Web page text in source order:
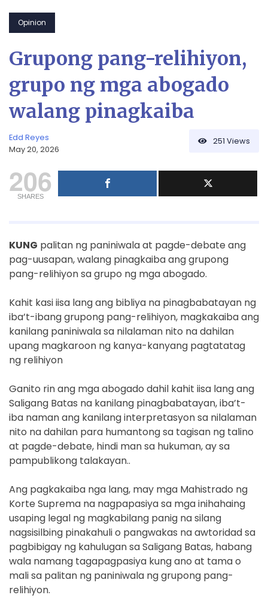
Opinion
Grupong pang-relihiyon,
grupo ng mga abogado
walang pinagkaiba
Edd Reyes
May 20, 2026
251 Views
206
SHARES
KUNG palitan ng paniniwala at pagde-debate ang
pag-uusapan, walang pinagkaiba ang grupong
pang-relihiyon sa grupo ng mga abogado.
Kahit kasi iisa lang ang bibliya na pinagbabatayan ng
iba’t-ibang grupong pang-relihiyon, magkakaiba ang
kanilang paniniwala sa nilalaman nito na dahilan
upang magkaroon ng kanya-kanyang pagtatatag
ng relihiyon
Ganito rin ang mga abogado dahil kahit iisa lang ang
Saligang Batas na kanilang pinagbabatayan, iba’t-
iba naman ang kanilang interpretasyon sa nilalaman
nito na dahilan para humantong sa tagisan ng talino
at pagde-debate, hindi man sa hukuman, ay sa
pampublikong talakayan..
Ang pagkakaiba nga lang, may mga Mahistrado ng
Korte Suprema na nagpapasiya sa mga inihahaing
usaping legal ng magkabilang panig na silang
nagsisilbing pinakahuli o pangwakas na awtoridad sa
pagbibigay ng kahulugan sa Saligang Batas, habang
wala namang tagapagpasiya kung ano at tama o
mali sa palitan ng paniniwala ng grupong pang-
relihiyon.